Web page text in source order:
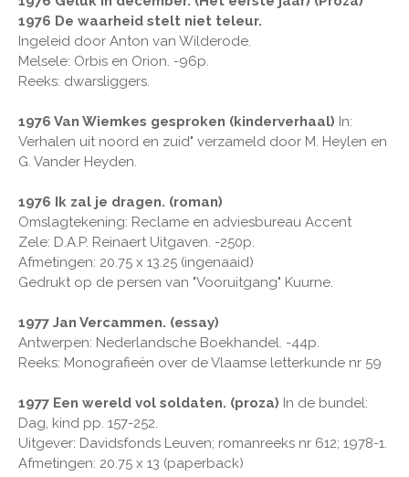
1976 De waarheid stelt niet teleur.
Ingeleid door Anton van Wilderode.
Melsele: Orbis en Orion. -96p.
Reeks: dwarsliggers.
1976 Van Wiemkes gesproken (kinderverhaal) In:
Verhalen uit noord en zuid" verzameld door M. Heylen en
G. Vander Heyden.
1976 Ik zal je dragen. (roman)
Omslagtekening: Reclame en adviesbureau Accent
Zele: D.A.P. Reinaert Uitgaven. -250p.
Afmetingen: 20.75 x 13.25 (ingenaaid)
Gedrukt op de persen van "Vooruitgang" Kuurne.
1977 Jan Vercammen. (essay)
Antwerpen: Nederlandsche Boekhandel. -44p.
Reeks: Monografieën over de Vlaamse letterkunde nr 59
1977 Een wereld vol soldaten. (proza) In de bundel:
Dag, kind pp. 157-252.
Uitgever: Davidsfonds Leuven; romanreeks nr 612; 1978-1.
Afmetingen: 20.75 x 13 (paperback)